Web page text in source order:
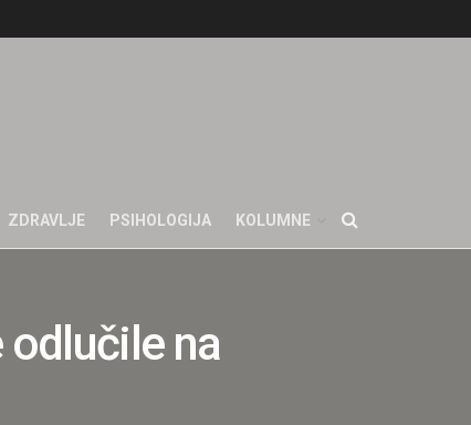
ZDRAVLJE PSIHOLOGIJA KOLUMNE
odlučile na